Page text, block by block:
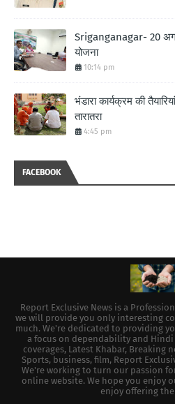
Sriganganagar- 20
योजना
10:14 pm
भंडारा कार्यक्रम की
तारातरा
4:45 pm
FACEBOOK
Report Exclusive News is a
we will provide you only interesting
much. We're dedicated to providing
a focus on dependability and Hindi
coverages, Latest Khabar, Breaking
Sports, business, film, Report
We're working to turn our passion
online website. We hope you enjoy
enjoy offering